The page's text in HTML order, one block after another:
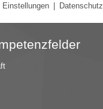
Einstellungen Datenschutz